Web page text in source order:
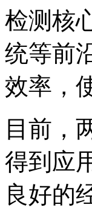
检测核
统等前
效率，
目前，
得到应
良好的